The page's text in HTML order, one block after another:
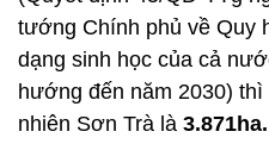
tướng Chính phủ về Quy
dạng sinh học của cả
hướng đến năm 2030)
nhiên Sơn Trà là 3.871ha.